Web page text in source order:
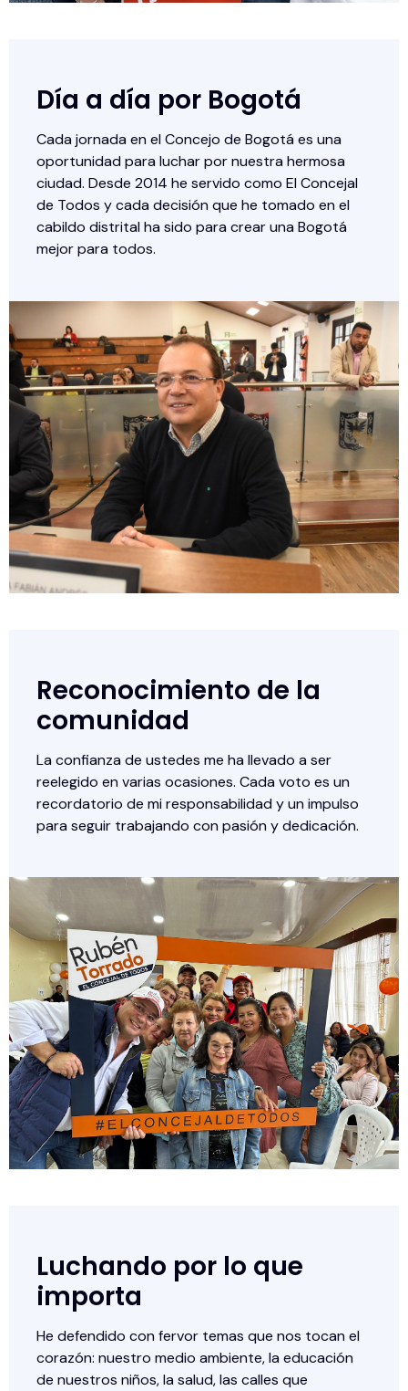
Día a día por Bogotá
Cada jornada en el Concejo de Bogotá es una
oportunidad para luchar por nuestra hermosa
ciudad. Desde 2014 he servido como El Concejal
de Todos y cada decisión que he tomado en el
cabildo distrital ha sido para crear una Bogotá
mejor para todos.
Reconocimiento de la
comunidad
La confianza de ustedes me ha llevado a ser
reelegido en varias ocasiones. Cada voto es un
recordatorio de mi responsabilidad y un impulso
para seguir trabajando con pasión y dedicación.
Luchando por lo que
importa
He defendido con fervor temas que nos tocan el
corazón: nuestro medio ambiente, la educación
de nuestros niños, la salud, las calles que